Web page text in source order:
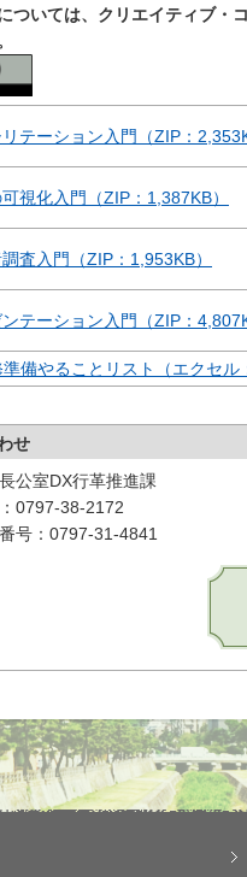
ついては、クリエイティブ・
テーション入門（ZIP：
視化入門（ZIP：1,387KB）
査入門（ZIP：1,953KB）
テーション入門（ZIP：
備やることリスト（エクセル
せ
公室DX行革推進課
0797-38-2172
号：0797-31-4841